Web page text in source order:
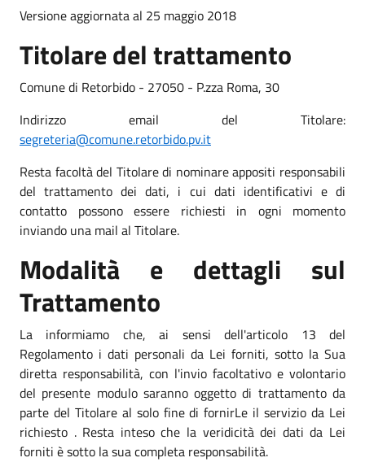
Versione aggiornata al 25 maggio 2018
Titolare del trattamento
Comune di Retorbido - 27050 - P.zza Roma, 30
Indirizzo email del Titolare:
segreteria@comune.retorbido.pv.it
Resta facoltà del Titolare di nominare appositi responsabili
del trattamento dei dati, i cui dati identificativi e di
contatto possono essere richiesti in ogni momento
inviando una mail al Titolare.
Modalità e dettagli sul
Trattamento
La informiamo che, ai sensi dell'articolo 13 del
Regolamento i dati personali da Lei forniti, sotto la Sua
diretta responsabilità, con l'invio facoltativo e volontario
del presente modulo saranno oggetto di trattamento da
parte del Titolare al solo fine di fornirLe il servizio da Lei
richiesto . Resta inteso che la veridicità dei dati da Lei
forniti è sotto la sua completa responsabilità.